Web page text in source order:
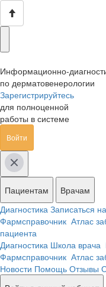
Информационно-
по дерматовенерологии
Зарегистрируйтесь
для полноценной
работы в системе
Войти
Пациентам
Врачам
Диагностика Записаться
Фармсправочник Атлас
пациента
Диагностика Школа врача
Фармсправочник Атлас
Новости Помощь Отзывы